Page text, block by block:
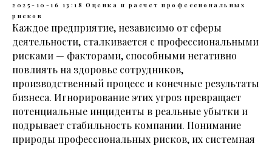
2025-10-16 13:18 Оценка и расчет профессиональных
рисков
Каждое предприятие, независимо от сферы
деятельности, сталкивается с профессиональными
рисками — факторами, способными негативно
повлиять на здоровье сотрудников,
производственный процесс и конечные результаты
бизнеса. Игнорирование этих угроз превращает
потенциальные инциденты в реальные убытки и
подрывает стабильность компании. Понимание
природы профессиональных рисков, их системная